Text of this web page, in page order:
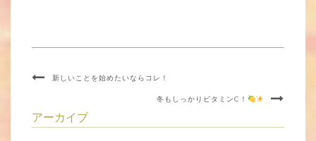
新しいことを始めたいならコレ！
冬もしっかりビタミンC！
アーカイブ